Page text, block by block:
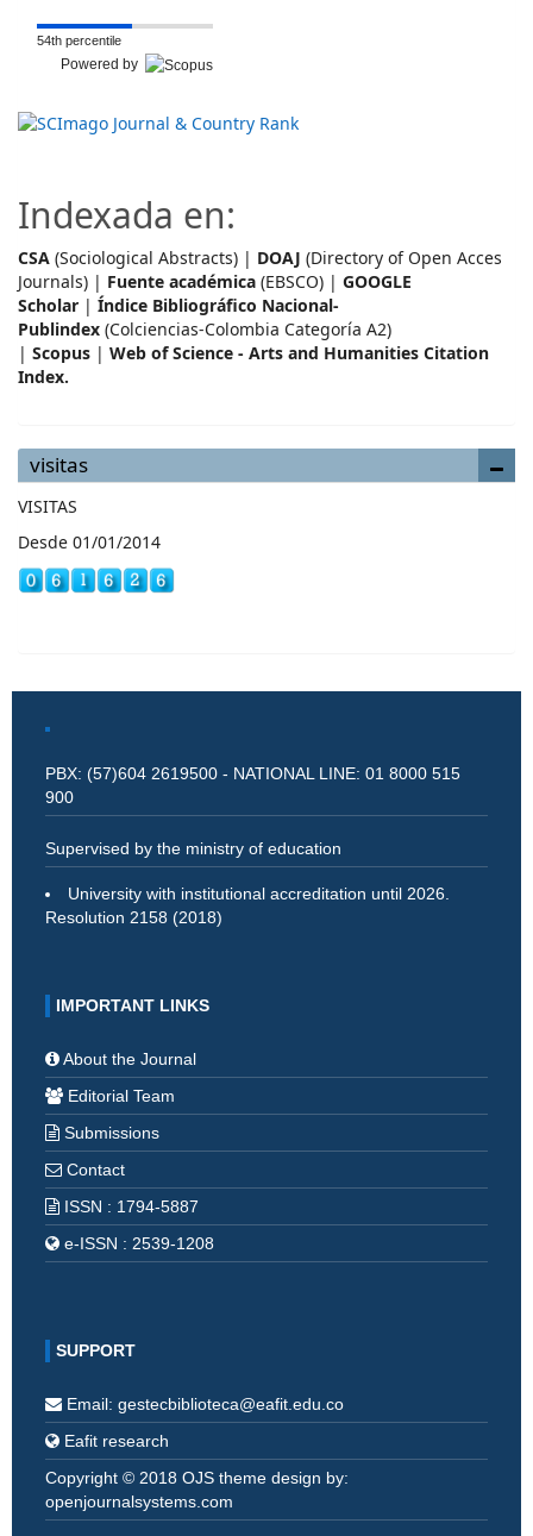
54th percentile
Powered by
Indexada en:
CSA (Sociological Abstracts) | DOAJ (Directory of Open Acces
Journals) | Fuente académica (EBSCO) | GOOGLE
Scholar | Índice Bibliográfico Nacional-
Publindex (Colciencias-Colombia Categoría A2)
| Scopus | Web of Science - Arts and Humanities Citation
Index.
visitas
VISITAS
Desde 01/01/2014
PBX: (57)604 2619500 - NATIONAL LINE: 01 8000 515
900
Supervised by the ministry of education
University with institutional accreditation until 2026.
Resolution 2158 (2018)
IMPORTANT LINKS
About the Journal
Editorial Team
Submissions
Contact
ISSN : 1794-5887
e-ISSN : 2539-1208
SUPPORT
Email: gestecbiblioteca@eafit.edu.co
Eafit research
Copyright © 2018 OJS theme design by:
openjournalsystems.com